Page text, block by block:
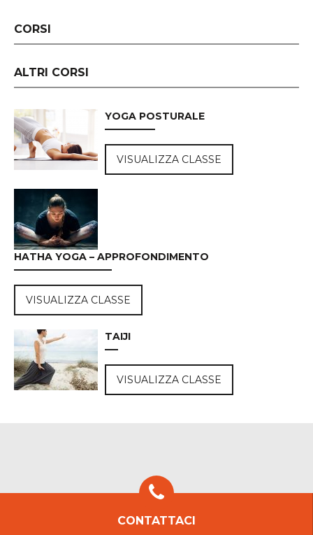
CORSI
ALTRI CORSI
YOGA POSTURALE
VISUALIZZA CLASSE
HATHA YOGA – APPROFONDIMENTO
VISUALIZZA CLASSE
TAIJI
VISUALIZZA CLASSE
CONTATTACI